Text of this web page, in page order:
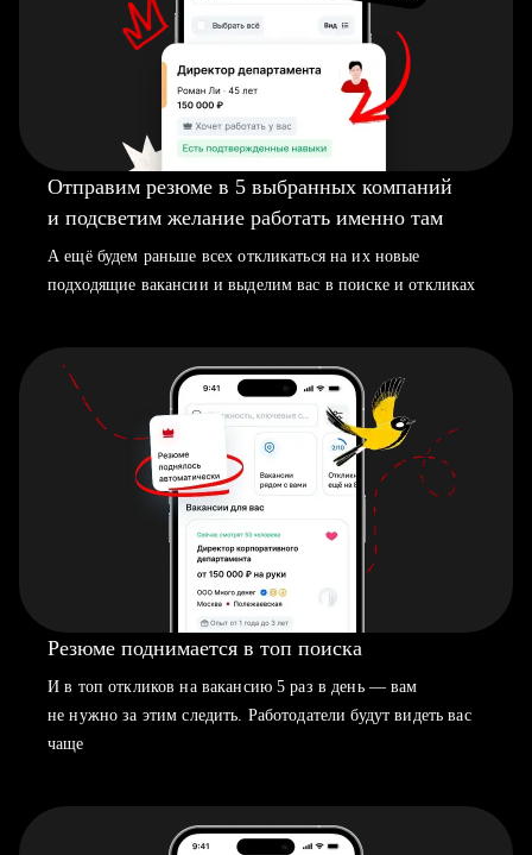
Отправим резюме в 5 выбранных компаний
и подсветим желание работать именно там
А ещё будем раньше всех откликаться на их новые
подходящие вакансии и выделим вас в поиске и откликах
Резюме поднимается в топ поиска
И в топ откликов на вакансию 5 раз в день — вам
не нужно за этим следить. Работодатели будут видеть вас
чаще